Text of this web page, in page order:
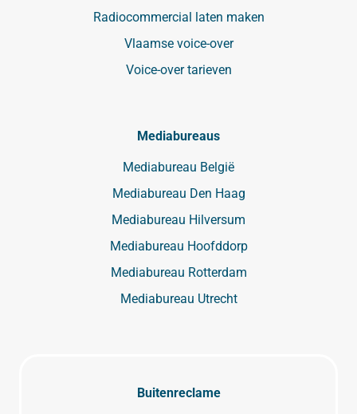
Radiocommercial laten maken
Vlaamse voice-over
Voice-over tarieven
Mediabureaus
Mediabureau België
Mediabureau Den Haag
Mediabureau Hilversum
Mediabureau Hoofddorp
Mediabureau Rotterdam
Mediabureau Utrecht
Buitenreclame